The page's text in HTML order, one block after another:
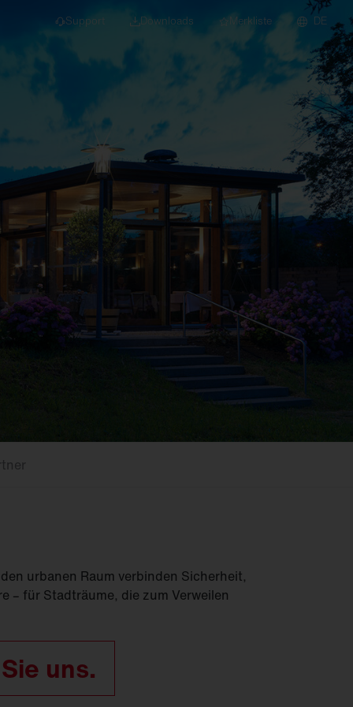
Downlights
Strahler und
Stromschienen
Einbauleuchten
Anbauleuchten
Deckenleuchten
Lichtbandsysteme
Feucht­raum­leuchten
für Neubau und
Support Downloads Merkliste DE
urbanen Raum verbinden Sicherheit,
– für Stadträume, die zum Verweilen
uns.